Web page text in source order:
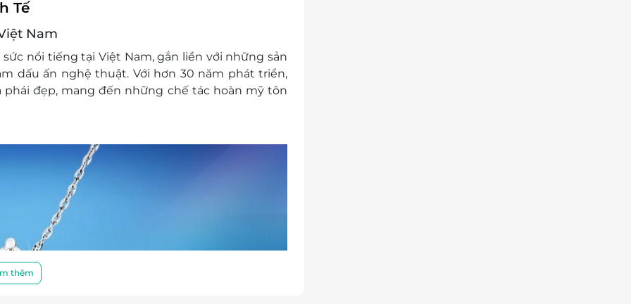
Chí Minh
Chí Minh
Minh
Chí Minh
Tế
Nam
nổi tiếng tại Việt Nam, gắn liền với những sản
dấu ấn nghệ thuật. Với hơn 30 năm phát triển,
đẹp, mang đến những chế tác hoàn mỹ tôn
thêm